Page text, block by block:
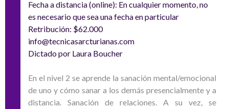
Fecha a distancia (online): En cualquier momento, no
es necesario que sea una fecha en particular
Retribución: $62.000
info@tecnicasarcturianas.com
Dictado por Laura Boucher
En el nivel 2 se aprende la sanación mental/emocional
de uno y cómo sanar a los demás presencialmente y a
distancia. Sanación de relaciones. A su vez, se